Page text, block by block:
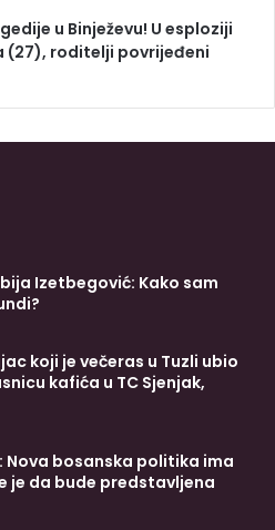
u Binježevu! U esploziji
(27), roditelji povrijeđeni
Izetbegović: Kako sam
koji je večeras u Tuzli ubio
kafića u TC Sjenjak,
Nova bosanska politika ima
je da bude predstavljena